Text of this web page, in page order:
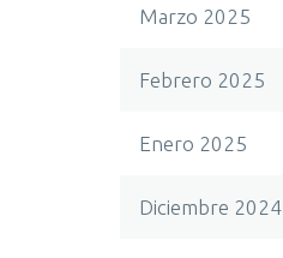
Marzo 2025
Febrero 2025
Enero 2025
Diciembre 2024